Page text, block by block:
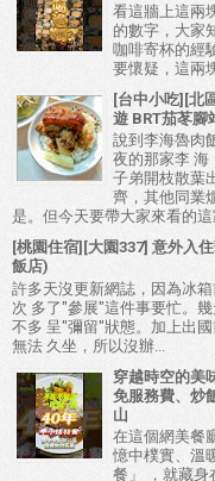
看這牆上這兩
的數字，大家
咖啡寄杯的經
要懷疑，這兩
[台中小吃][北
遊 BRT茄苳腳
說到李海魯肉
夜的那家李 海
子弟開枝散葉
齊，其他同業
是。但今天要帶大家來看的
[桃園住宿][大園337] 意外入
飯店)
許多天沒更新網誌，因為冰
次 多了"參展"這件事要忙。
不多 呈"彌留"狀態。加上出
無法 久坐，所以沒辦...
穿越時空的美
免服務費、炒
山
在這個網美餐
憶中樸實、溫
餐」 ，就藏身